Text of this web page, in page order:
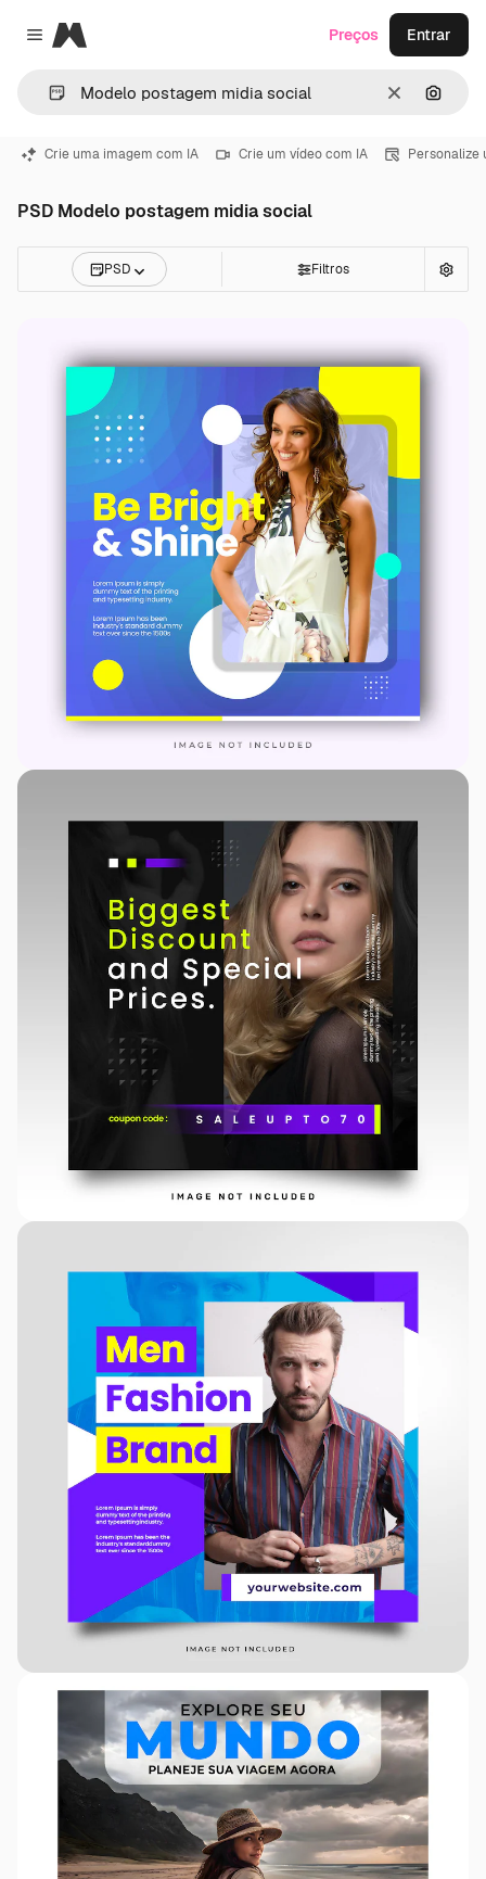
Close menu
Magnific
Limpar
Preços Entrar
Crie uma imagem com IA Crie um vídeo com IA Personalize
PSD Modelo postagem midia social
PSD Filtros